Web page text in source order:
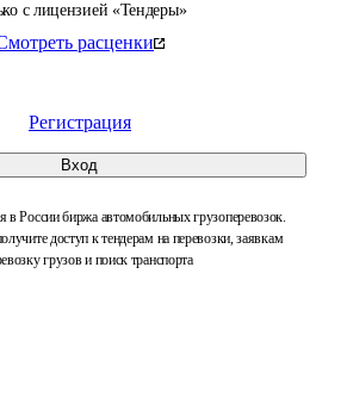
с лицензией «Тендеры»
расценки
Регистрация
Вход
России биржа автомобильных грузоперевозок.
доступ к тендерам на перевозки, заявкам
грузов и поиск транспорта